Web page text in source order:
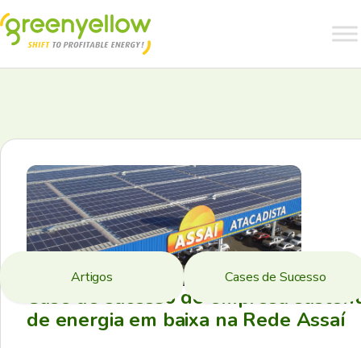
Case de sucesso de empresa
de energia em baixa na Rede Assaí
Artigos Cases de Sucesso